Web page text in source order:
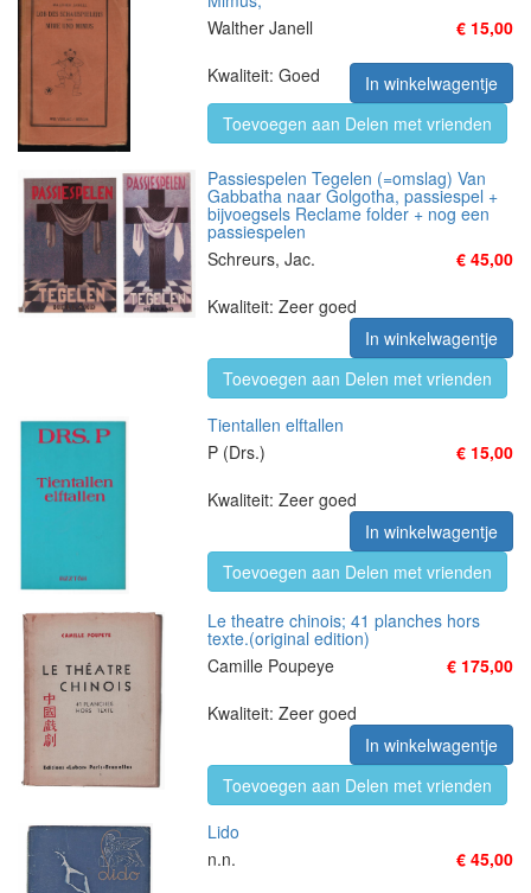
Walther Janell
€ 15,00
Kwaliteit: Goed
In winkelwagentje
Toevoegen aan Delen met vrienden
Passiespelen Tegelen (=omslag) Van
Gabbatha naar Golgotha, passiespel +
bijvoegsels Reclame folder + nog een
passiespelen
Schreurs, Jac.
€ 45,00
Kwaliteit: Zeer goed
In winkelwagentje
Toevoegen aan Delen met vrienden
Tientallen elftallen
P (Drs.)
€ 15,00
Kwaliteit: Zeer goed
In winkelwagentje
Toevoegen aan Delen met vrienden
Le theatre chinois; 41 planches hors
texte.(original edition)
Camille Poupeye
€ 175,00
Kwaliteit: Zeer goed
In winkelwagentje
Toevoegen aan Delen met vrienden
Lido
n.n.
€ 45,00